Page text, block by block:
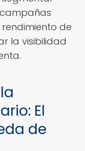
de
la visibilidad
El
de